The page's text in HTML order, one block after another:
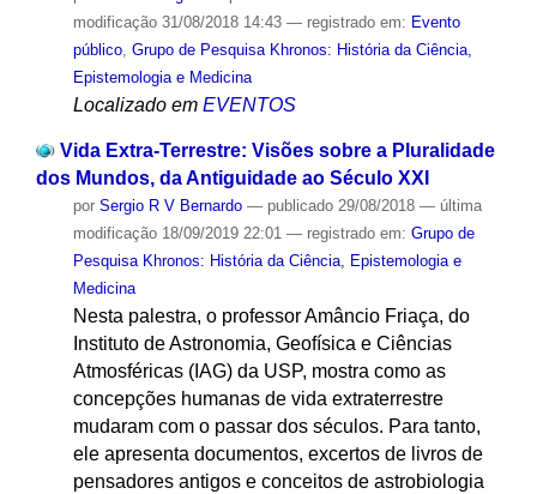
modificação31/08/2018 14:43 — registrado em: Evento
público, Grupo de Pesquisa Khronos: História da Ciência,
Epistemologia e Medicina
Localizado em EVENTOS
Vida Extra-Terrestre: Visões sobre a Pluralidade
dos Mundos, da Antiguidade ao Século XXI
por Sergio R V Bernardo — publicado29/08/2018 — última
modificação18/09/2019 22:01 — registrado em: Grupo de
Pesquisa Khronos: História da Ciência, Epistemologia e
Medicina
Nesta palestra, o professor Amâncio Friaça, do
Instituto de Astronomia, Geofísica e Ciências
Atmosféricas (IAG) da USP, mostra como as
concepções humanas de vida extraterrestre
mudaram com o passar dos séculos. Para tanto,
ele apresenta documentos, excertos de livros de
pensadores antigos e conceitos de astrobiologia